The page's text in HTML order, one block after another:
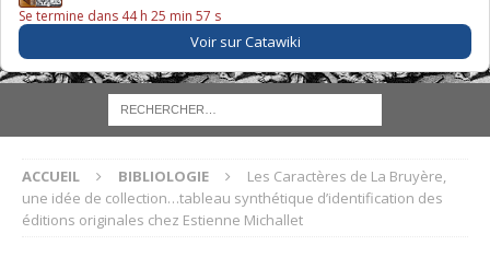
Se termine dans 44 h 25 min 56 s
Voir sur Catawiki
ACCUEIL BIBLIOLOGIE
Les Caractères de La Bruyère,
une idée de collection…tableau synthétique d’identification des
éditions originales chez Estienne Michallet